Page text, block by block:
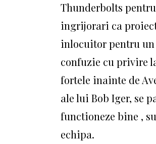
Thunderbolts
ingrijorari ca
inlocuitor pentru un
confuzie cu privire
fortele inainte de
ale lui Bob Iger, se
functioneze bine ,
echipa.